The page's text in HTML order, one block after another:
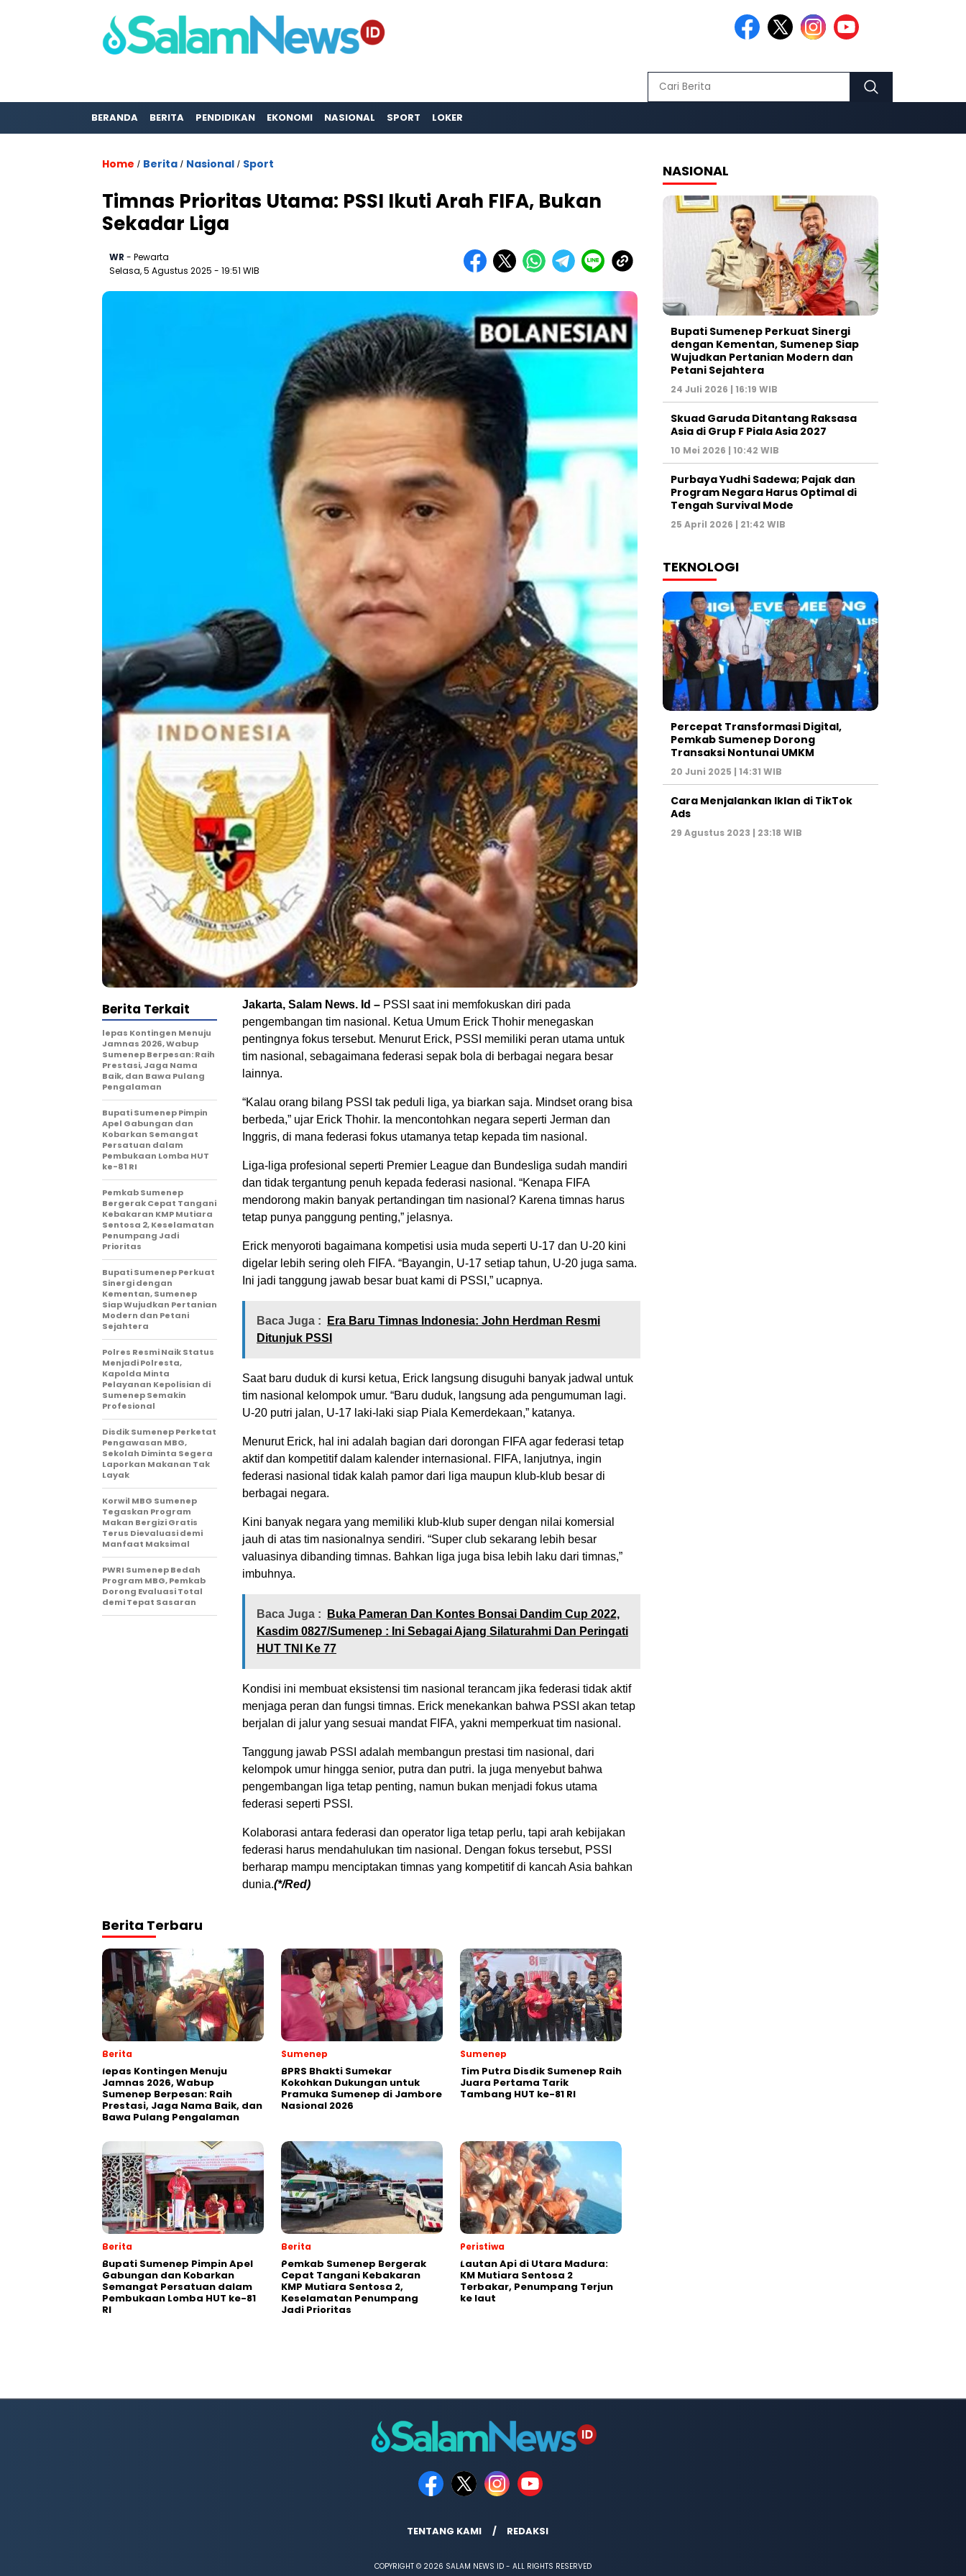
BERANDA BERITA PENDIDIKAN EKONOMI NASIONAL SPORT LOKER
Home / Berita / Nasional / Sport
Timnas Prioritas Utama: PSSI Ikuti Arah FIFA, Bukan
Sekadar Liga
WR - Pewarta
Selasa, 5 Agustus 2025 - 19:51 WIB
Jakarta, Salam News. Id – PSSI saat ini memfokuskan diri pada
pengembangan tim nasional. Ketua Umum Erick Thohir menegaskan
pentingnya fokus tersebut. Menurut Erick, PSSI memiliki peran utama untuk
tim nasional, sebagaimana federasi sepak bola di berbagai negara besar
lainnya.
“Kalau orang bilang PSSI tak peduli liga, ya biarkan saja. Mindset orang bisa
berbeda,” ujar Erick Thohir. Ia mencontohkan negara seperti Jerman dan
Inggris, di mana federasi fokus utamanya tetap kepada tim nasional.
Liga-liga profesional seperti Premier League dan Bundesliga sudah mandiri
dan tidak tergantung penuh kepada federasi nasional. “Kenapa FIFA
mendorong makin banyak pertandingan tim nasional? Karena timnas harus
tetap punya panggung penting,” jelasnya.
Erick menyoroti bagaimana kompetisi usia muda seperti U-17 dan U-20 kini
digelar lebih sering oleh FIFA. “Bayangin, U-17 setiap tahun, U-20 juga sama.
Ini jadi tanggung jawab besar buat kami di PSSI,” ucapnya.
Baca Juga :
Era Baru Timnas Indonesia: John Herdman Resmi
Ditunjuk PSSI
Saat baru duduk di kursi ketua, Erick langsung disuguhi banyak jadwal untuk
tim nasional kelompok umur. “Baru duduk, langsung ada pengumuman lagi.
U-20 putri jalan, U-17 laki-laki siap Piala Kemerdekaan,” katanya.
Menurut Erick, hal ini adalah bagian dari dorongan FIFA agar federasi tetap
aktif dan kompetitif dalam kalender internasional. FIFA, lanjutnya, ingin
federasi nasional tidak kalah pamor dari liga maupun klub-klub besar di
berbagai negara.
Kini banyak negara yang memiliki klub-klub super dengan nilai komersial
jauh di atas tim nasionalnya sendiri. “Super club sekarang lebih besar
valuasinya dibanding timnas. Bahkan liga juga bisa lebih laku dari timnas,”
imbuhnya.
Baca Juga :
Buka Pameran Dan Kontes Bonsai Dandim Cup 2022,
Kasdim 0827/Sumenep : Ini Sebagai Ajang Silaturahmi Dan Peringati
HUT TNI Ke 77
Kondisi ini membuat eksistensi tim nasional terancam jika federasi tidak aktif
menjaga peran dan fungsi timnas. Erick menekankan bahwa PSSI akan tetap
berjalan di jalur yang sesuai mandat FIFA, yakni memperkuat tim nasional.
Tanggung jawab PSSI adalah membangun prestasi tim nasional, dari
kelompok umur hingga senior, putra dan putri. Ia juga menyebut bahwa
pengembangan liga tetap penting, namun bukan menjadi fokus utama
federasi seperti PSSI.
Kolaborasi antara federasi dan operator liga tetap perlu, tapi arah kebijakan
federasi harus mendahulukan tim nasional. Dengan fokus tersebut, PSSI
berharap mampu menciptakan timnas yang kompetitif di kancah Asia bahkan
dunia.(*/Red)
Berita Terkait
lepas Kontingen Menuju
Jamnas 2026, Wabup
Sumenep Berpesan: Raih
Prestasi, Jaga Nama
Baik, dan Bawa Pulang
Pengalaman
Bupati Sumenep Pimpin
Apel Gabungan dan
Kobarkan Semangat
Persatuan dalam
Pembukaan Lomba HUT
ke-81 RI
Pemkab Sumenep
Bergerak Cepat Tangani
Kebakaran KMP Mutiara
Sentosa 2, Keselamatan
Penumpang Jadi
Prioritas
Bupati Sumenep Perkuat
Sinergi dengan
Kementan, Sumenep
Siap Wujudkan Pertanian
Modern dan Petani
Sejahtera
Polres Resmi Naik Status
Menjadi Polresta,
Kapolda Minta
Pelayanan Kepolisian di
Sumenep Semakin
Profesional
Disdik Sumenep Perketat
Pengawasan MBG,
Sekolah Diminta Segera
Laporkan Makanan Tak
Layak
Korwil MBG Sumenep
Tegaskan Program
Makan Bergizi Gratis
Terus Dievaluasi demi
Manfaat Maksimal
PWRI Sumenep Bedah
Program MBG, Pemkab
Dorong Evaluasi Total
demi Tepat Sasaran
Berita Terbaru
Berita
lepas Kontingen Menuju
Jamnas 2026, Wabup
Sumenep Berpesan: Raih
Prestasi, Jaga Nama Baik, dan
Bawa Pulang Pengalaman
Sumenep
BPRS Bhakti Sumekar
Kokohkan Dukungan untuk
Pramuka Sumenep di Jambore
Nasional 2026
Sumenep
Tim Putra Disdik Sumenep Raih
Juara Pertama Tarik
Tambang HUT ke-81 RI
Berita
Bupati Sumenep Pimpin Apel
Gabungan dan Kobarkan
Semangat Persatuan dalam
Pembukaan Lomba HUT ke-81
RI
Berita
Pemkab Sumenep Bergerak
Cepat Tangani Kebakaran
KMP Mutiara Sentosa 2,
Keselamatan Penumpang
Jadi Prioritas
Peristiwa
Lautan Api di Utara Madura:
KM Mutiara Sentosa 2
Terbakar, Penumpang Terjun
ke laut
NASIONAL
Bupati Sumenep Perkuat Sinergi
dengan Kementan, Sumenep Siap
Wujudkan Pertanian Modern dan
Petani Sejahtera
24 Juli 2026 | 16:19 WIB
Skuad Garuda Ditantang Raksasa
Asia di Grup F Piala Asia 2027
10 Mei 2026 | 10:42 WIB
Purbaya Yudhi Sadewa; Pajak dan
Program Negara Harus Optimal di
Tengah Survival Mode
25 April 2026 | 21:42 WIB
TEKNOLOGI
Percepat Transformasi Digital,
Pemkab Sumenep Dorong
Transaksi Nontunai UMKM
20 Juni 2025 | 14:31 WIB
Cara Menjalankan Iklan di TikTok
Ads
29 Agustus 2023 | 23:18 WIB
TENTANG KAMI REDAKSI
COPYRIGHT © 2026 SALAM NEWS ID - ALL RIGHTS RESERVED